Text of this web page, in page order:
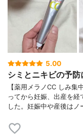
5.00
シミとニキビの予
【薬用メラノCC しみ
ってから妊娠、出産を経
した。妊娠中や産後はノ